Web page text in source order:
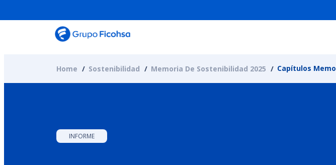
Home Sostenibilidad Memoria De Sostenibilidad 2025 Capítulos
INFORME